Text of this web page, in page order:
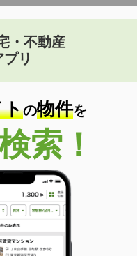
・不動産
プリ
トの物件を
索！